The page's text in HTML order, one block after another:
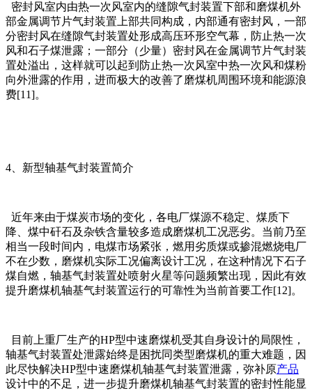
密封风室内由热一次风室内的缝隙气封装置下部和磨煤机外
部金属调节片气封装置上部共同构成，内部通有密封风，一部
分密封风在缝隙气封装置处形成高压环形空气幕，防止热一次
风和石子煤泄露；一部分（少量）密封风在金属调节片气封装
置处溢出，这样就可以起到防止热一次风室中热一次风和煤粉
向外泄露的作用，进而极大的改善了磨煤机周围环境和能源浪
费[11]。
4、新型轴基气封装置简介
近年来由于煤炭市场的变化，各电厂煤源不稳定、煤质下
降、煤中矸石及杂铁含量较多造成磨煤机工况恶劣。当前乃至
相当一段时间内，电煤市场紧张，燃用劣质煤或掺混燃烧电厂
不在少数，磨煤机实际工况偏离设计工况，在这种情况下石子
煤自燃，轴基气封装置处喷射火星等问题频繁出现，因此有效
提升磨煤机轴基气封装置运行的可靠性为当前首要工作[12]。
目前上重厂生产的HP型中速磨煤机受其自身设计的局限性，
轴基气封装置处泄露始终是困扰同类型磨煤机的重大难题，因
此尽快解决HP型中速磨煤机轴基气封装置泄露，弥补原产品
设计中的不足，进一步提升磨煤机轴基气封装置的密封性能显